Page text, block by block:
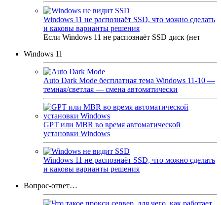
Windows 11 не распознаёт SSD, что можно сделать
и каковы варианты решения
Если Windows 11 не распознаёт SSD диск (нет
Windows 11
Auto Dark Mode бесплатная тема Windows 11-10 —
темная/светлая — смена автоматически
GPT или MBR во время автоматической
установки Windows
Windows 11 не распознаёт SSD, что можно сделать
и каковы варианты решения
Вопрос-ответ…